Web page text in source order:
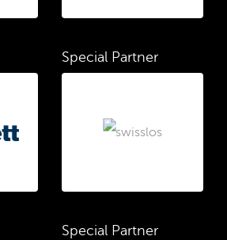
Special Partner
Special Partner